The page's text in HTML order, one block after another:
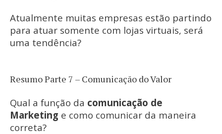
Atualmente muitas empresas estão partindo
para atuar somente com lojas virtuais, será
uma tendência?
Resumo Parte 7 – Comunicação do Valor
Qual a função da comunicação de
Marketing e como comunicar da maneira
correta?